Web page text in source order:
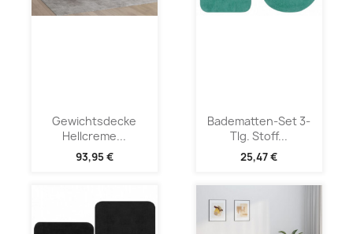
Gewichtsdecke
Hellcreme...
93,95 €
Badematten-Set 3-
Tlg. Stoff...
25,47 €